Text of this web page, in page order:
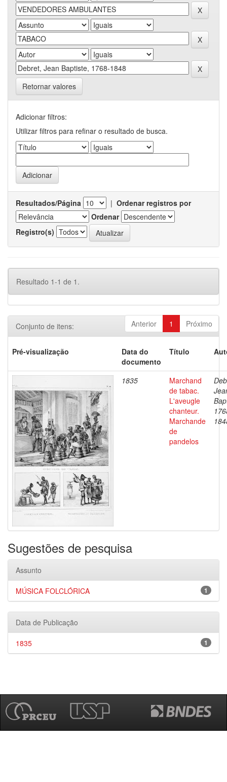
Retornar valores
Adicionar filtros:
Utilizar filtros para refinar o resultado de busca.
Resultados/Página | Ordenar registros por
Ordenar
Registro(s)
Resultado 1-1 de 1.
Anterior 1 Próximo
Conjunto de itens:
Pré-visualização
Data do
documento
Título
1835
Marchand
de tabac.
L'aveugle
chanteur.
Marchande
de
pandelos
Sugestões de pesquisa
Assunto
1
MÚSICA FOLCLÓRICA
Data de Publicação
1
1835